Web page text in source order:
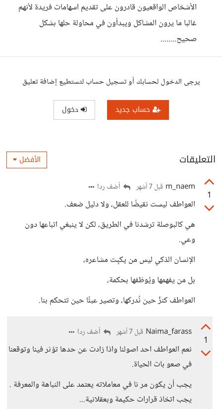
الأشخاص الواقعيون قادرون على تقديم اسهامات فريدة لأنهم
غالبا ما يرون المشاكل ويبدأون في محاولة حلها بشكل
صحيح........
يرجى الدخول لحسابك أو تسجيل حساب لتستطيع إضافة تعليق
حساب جديد دخول
التعليقات الأفضل
1
m_naem قبل 7 أشهر أضف ردا
العواطف ليست نقيضًا للعقل، ولا دليل ضعف.
هي كالبوصلة ترشدنا في الطريق، لكن لا ينبغي اتباعها دون
وعي.
الإنسان الذكي ليس من يكبِت مشاعره،
بل من يفهمها ويُوظفها بحكمة،
العواطف كنزٌ حين نُدركها، وتصير عبئًا حين تتحكم بنا.
1
Naima_farass قبل 7 أشهر أضف ردا
نعم العواطف احد اصولنا واذا زادت عن حدها تؤثر فينا وتوقعنا
في صعو بات الحياة.
يجب أن يكون مر نا في معاملاته يعتمد على النباهة والمعرفة .
يجب اتخاذ قرارات حكيمة وبعقلانية...